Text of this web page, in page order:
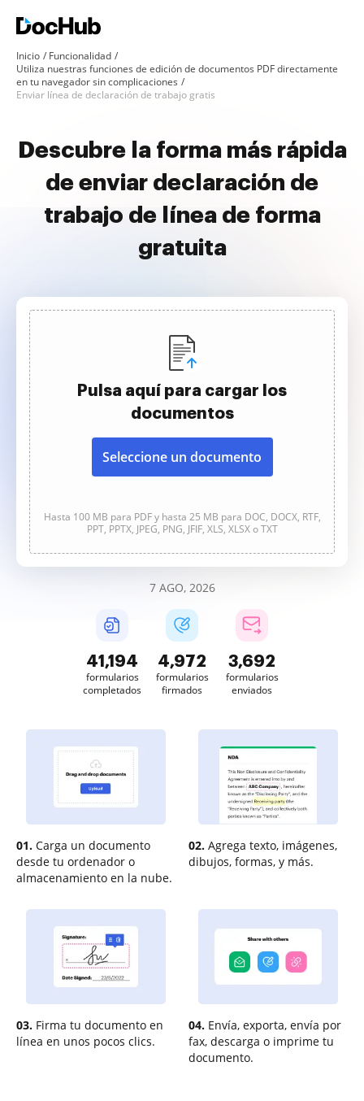
Inicio
Funcionalidad
Utiliza nuestras funciones de edición de documentos PDF directamente
en tu navegador sin complicaciones
Enviar línea de declaración de trabajo gratis
Descubre la forma más rápida
de enviar declaración de
trabajo de línea de forma
gratuita
Pulsa aquí para cargar los
documentos
Seleccione un documento
Hasta 100 MB para PDF y hasta 25 MB para DOC, DOCX, RTF,
PPT, PPTX, JPEG, PNG, JFIF, XLS, XLSX o TXT
7 AGO, 2026
41,196
formularios
completados
4,972
formularios
firmados
3,692
formularios
enviados
01. Carga un documento
desde tu ordenador o
almacenamiento en la nube.
02. Agrega texto, imágenes,
dibujos, formas, y más.
03. Firma tu documento en
línea en unos pocos clics.
04. Envía, exporta, envía por
fax, descarga o imprime tu
documento.